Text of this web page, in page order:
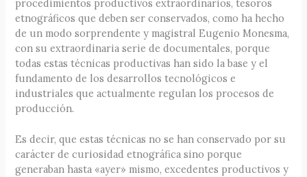
procedimientos productivos extraordinarios, tesoros
etnográficos que deben ser conservados, como ha hecho
de un modo sorprendente y magistral Eugenio Monesma,
con su extraordinaria serie de documentales, porque
todas estas técnicas productivas han sido la base y el
fundamento de los desarrollos tecnológicos e
industriales que actualmente regulan los procesos de
producción.
Es decir, que estas técnicas no se han conservado por su
carácter de curiosidad etnográfica sino porque
generaban hasta «ayer» mismo, excedentes productivos y